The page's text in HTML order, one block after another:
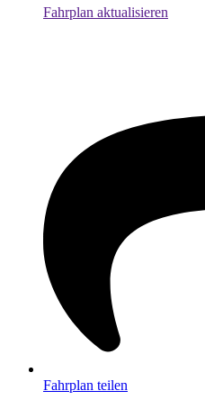
Fahrplan aktualisieren
Fahrplan teilen